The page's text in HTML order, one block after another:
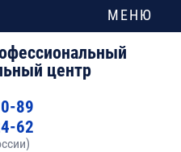
центр
89
62
МЕНЮ